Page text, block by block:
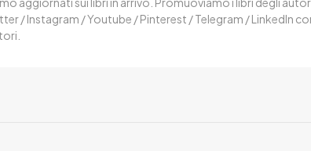
/ Instagram / Youtube / Pinterest / Telegram / LinkedIn